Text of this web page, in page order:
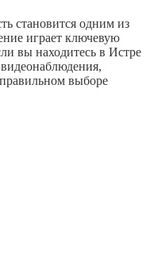
становится одним из
играет ключевую
вы находитесь в Истре
выборе